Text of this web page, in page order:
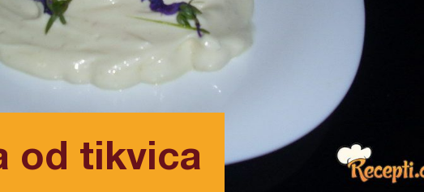
od tikvica